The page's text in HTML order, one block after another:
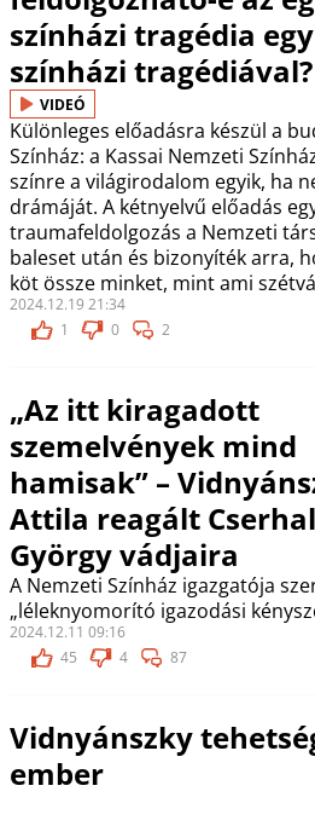
színházi tragédia
színházi tragédiával?
VIDEÓ
Különleges előadásra készül a
Színház: a Kassai Nemzeti
színre a világirodalom egyik, ha
drámáját. A kétnyelvű előadás
traumafeldolgozás a Nemzeti
baleset után és bizonyíték arra,
köt össze minket, mint ami
2024.12.19 21:34
1
0 2
„Az itt kiragadott
szemelvények mind
hamisak” –
Attila reagált
György vádjaira
A Nemzeti Színház igazgatója
„léleknyomorító igazodási
2024.12.11 09:16
45
4 87
Vidnyánszky
ember